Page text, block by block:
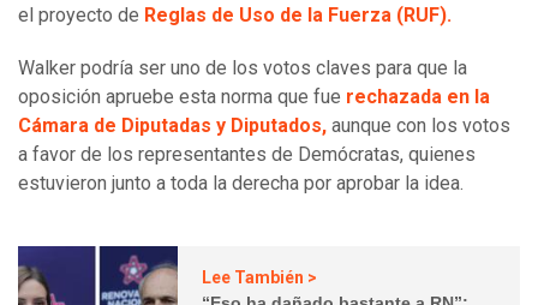
el proyecto de Reglas de Uso de la Fuerza (RUF).
Walker podría ser uno de los votos claves para que la
oposición apruebe esta norma que fue rechazada en la
Cámara de Diputadas y Diputados, aunque con los votos
a favor de los representantes de Demócratas, quienes
estuvieron junto a toda la derecha por aprobar la idea.
Lee También >